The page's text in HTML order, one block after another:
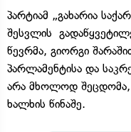
პარტიამ „გახარია
შესვლის
წევრმა, გიორგი
პარლამენტისა და
არა მხოლოდ შეცდომა,
ხალხის წინაშე.